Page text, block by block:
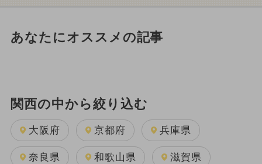
あなたにオススメの記事
関西の中から絞り込む
大阪府 京都府 兵庫県
奈良県 和歌山県 滋賀県